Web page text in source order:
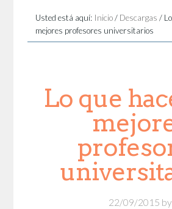
Usted está aquí: Inicio / Descargas /
mejores profesores universitarios
Lo que
22/09/2015 by